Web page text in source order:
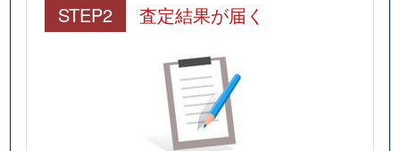
STEP2 査定結果が届く